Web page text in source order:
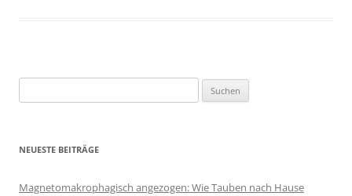
nach:
NEUESTE BEITRÄGE
Magnetomakrophagisch angezogen: Wie Tauben nach Hause